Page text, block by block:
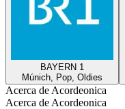
BAYERN 1
Múnich, Pop, Oldies
Acerca de Acordeonica
Acerca de Acordeonica